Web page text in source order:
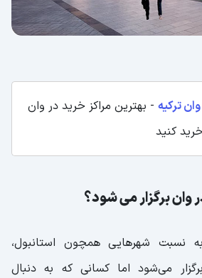
ترکیه - بهترین مراکز خرید در وان
کنید
وان برگزار می شود؟
نسبت شهرهایی همچون استانبول،
می‌شود اما کسانی که به دنبال